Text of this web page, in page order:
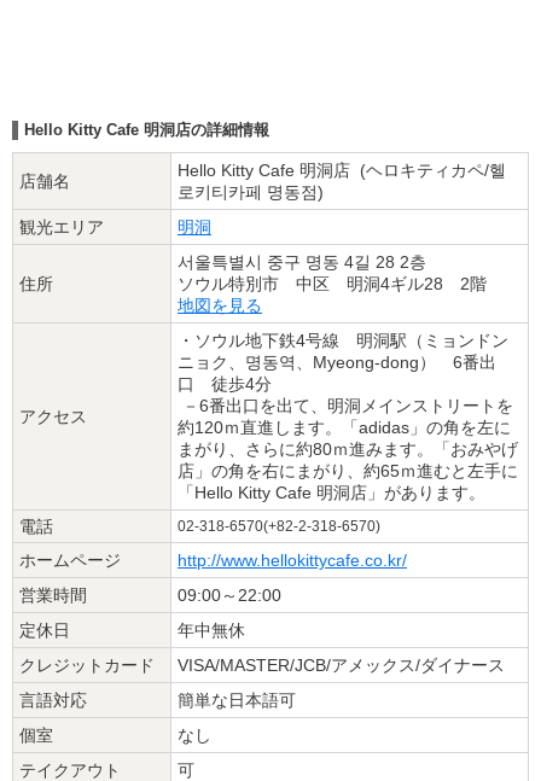
Hello Kitty Cafe 明洞店の詳細情報
店舗名
Hello Kitty Cafe 明洞店 (ヘロキティカペ/헬
로키티카페 명동점)
観光エリア
明洞
住所
서울특별시 중구 명동 4길 28 2층
ソウル特別市 中区 明洞4ギル28 2階
地図を見る
アクセス
・ソウル地下鉄4号線 明洞駅（ミョンドン
ニョク、명동역、Myeong-dong） 6番出
口 徒歩4分
－6番出口を出て、明洞メインストリートを
約120ｍ直進します。「adidas」の角を左に
まがり、さらに約80ｍ進みます。「おみやげ
店」の角を右にまがり、約65ｍ進むと左手に
「Hello Kitty Cafe 明洞店」があります。
電話
02-318-6570(+82-2-318-6570)
ホームページ
http://www.hellokittycafe.co.kr/
営業時間
09:00～22:00
定休日
年中無休
クレジットカード
VISA/MASTER/JCB/アメックス/ダイナース
言語対応
簡単な日本語可
個室
なし
テイクアウト
可